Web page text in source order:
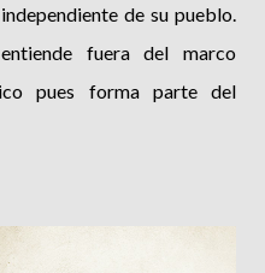
de su pueblo.
fuera del marco
pues forma parte del